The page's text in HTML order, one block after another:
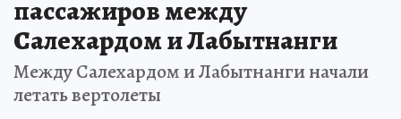
пассажиров между
Салехардом и Лабытнанги
Между Салехардом и Лабытнанги начали
летать вертолеты